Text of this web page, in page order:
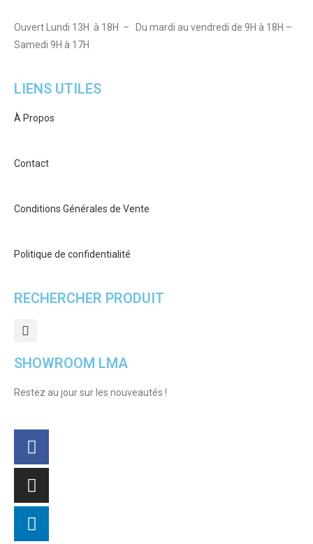
Ouvert Lundi 13H à 18H – Du mardi au vendredi de 9H à 18H –
Samedi 9H à 17H
LIENS UTILES
À Propos
Contact
Conditions Générales de Vente
Politique de confidentialité
RECHERCHER PRODUIT
SHOWROOM LMA
Restez au jour sur les nouveautés !